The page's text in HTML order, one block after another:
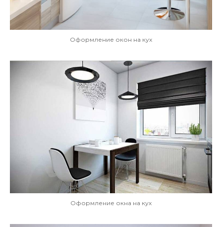
Оформление окон на кух
Оформление окна на кух